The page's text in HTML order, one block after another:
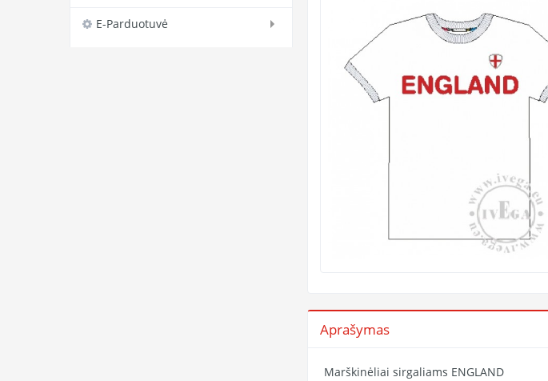
E-Parduotuvė
Aprašymas
Marškinėliai sirgaliams ENGLAND